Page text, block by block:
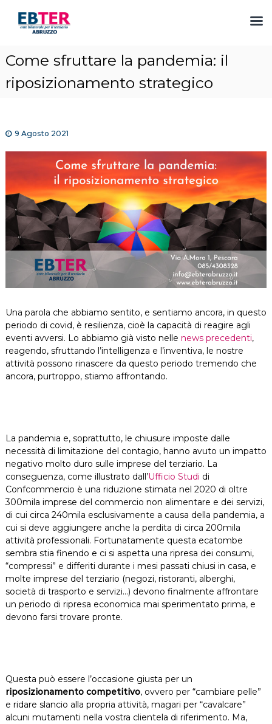
Come sfruttare la pandemia: il
riposizionamento strategico
9 Agosto 2021
Una parola che abbiamo sentito, e sentiamo ancora, in questo
periodo di covid, è resilienza, cioè la capacità di reagire agli
eventi avversi. Lo abbiamo già visto nelle news precedenti,
reagendo, sfruttando l’intelligenza e l’inventiva, le nostre
attività possono rinascere da questo periodo tremendo che
ancora, purtroppo, stiamo affrontando.
La pandemia e, soprattutto, le chiusure imposte dalle
necessità di limitazione del contagio, hanno avuto un impatto
negativo molto duro sulle imprese del terziario. La
conseguenza, come illustrato dall’Ufficio Studi di
Confcommercio è una riduzione stimata nel 2020 di oltre
300mila imprese del commercio non alimentare e dei servizi,
di cui circa 240mila esclusivamente a causa della pandemia, a
cui si deve aggiungere anche la perdita di circa 200mila
attività professionali. Fortunatamente questa ecatombe
sembra stia finendo e ci si aspetta una ripresa dei consumi,
“compressi” e differiti durante i mesi passati chiusi in casa, e
molte imprese del terziario (negozi, ristoranti, alberghi,
società di trasporto e servizi…) devono finalmente affrontare
un periodo di ripresa economica mai sperimentato prima, e
devono farsi trovare pronte.
Questa può essere l’occasione giusta per un
riposizionamento competitivo, ovvero per “cambiare pelle”
e ridare slancio alla propria attività, magari per “cavalcare”
alcuni mutamenti nella vostra clientela di riferimento. Ma,